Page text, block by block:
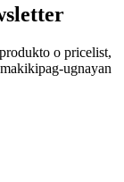
o pricelist,
ugnayan